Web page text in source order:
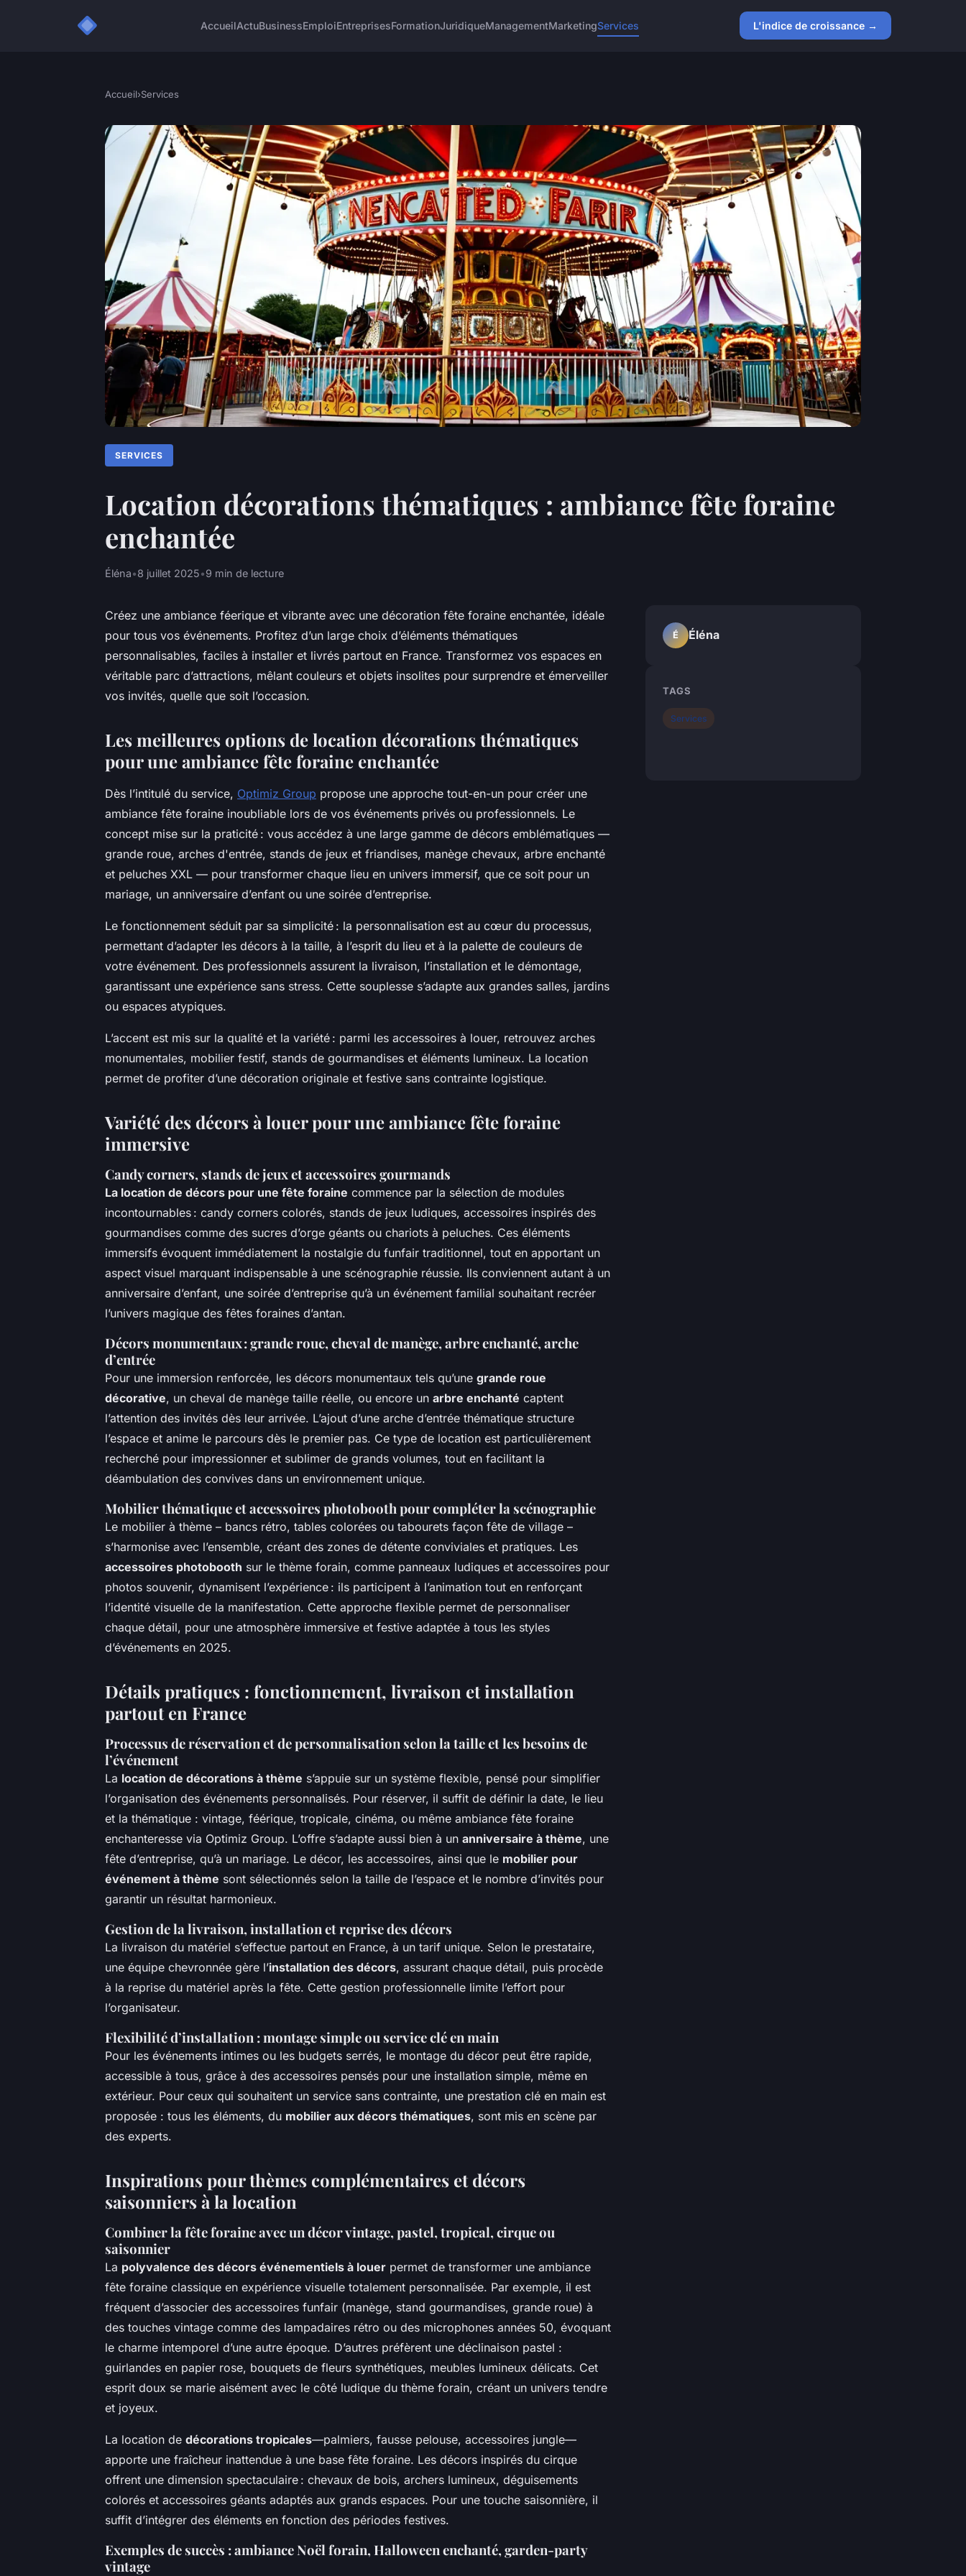
AccueilActuBusinessEmploiEntreprisesFormationJuridiqueManagementMarketingServices L'indice de croissance →
Accueil›Services
SERVICES
Location décorations thématiques : ambiance fête foraine
enchantée
Éléna•8 juillet 2025•9 min de lecture
Créez une ambiance féerique et vibrante avec une décoration fête foraine enchantée, idéale
pour tous vos événements. Profitez d’un large choix d’éléments thématiques
personnalisables, faciles à installer et livrés partout en France. Transformez vos espaces en
véritable parc d’attractions, mêlant couleurs et objets insolites pour surprendre et émerveiller
vos invités, quelle que soit l’occasion.
Les meilleures options de location décorations thématiques
pour une ambiance fête foraine enchantée
Dès l’intitulé du service, Optimiz Group propose une approche tout-en-un pour créer une
ambiance fête foraine inoubliable lors de vos événements privés ou professionnels. Le
concept mise sur la praticité : vous accédez à une large gamme de décors emblématiques —
grande roue, arches d'entrée, stands de jeux et friandises, manège chevaux, arbre enchanté
et peluches XXL — pour transformer chaque lieu en univers immersif, que ce soit pour un
mariage, un anniversaire d’enfant ou une soirée d’entreprise.
Le fonctionnement séduit par sa simplicité : la personnalisation est au cœur du processus,
permettant d’adapter les décors à la taille, à l’esprit du lieu et à la palette de couleurs de
votre événement. Des professionnels assurent la livraison, l’installation et le démontage,
garantissant une expérience sans stress. Cette souplesse s’adapte aux grandes salles, jardins
ou espaces atypiques.
L’accent est mis sur la qualité et la variété : parmi les accessoires à louer, retrouvez arches
monumentales, mobilier festif, stands de gourmandises et éléments lumineux. La location
permet de profiter d’une décoration originale et festive sans contrainte logistique.
Variété des décors à louer pour une ambiance fête foraine
immersive
Candy corners, stands de jeux et accessoires gourmands
La location de décors pour une fête foraine commence par la sélection de modules
incontournables : candy corners colorés, stands de jeux ludiques, accessoires inspirés des
gourmandises comme des sucres d’orge géants ou chariots à peluches. Ces éléments
immersifs évoquent immédiatement la nostalgie du funfair traditionnel, tout en apportant un
aspect visuel marquant indispensable à une scénographie réussie. Ils conviennent autant à un
anniversaire d’enfant, une soirée d’entreprise qu’à un événement familial souhaitant recréer
l’univers magique des fêtes foraines d’antan.
Décors monumentaux : grande roue, cheval de manège, arbre enchanté, arche
d’entrée
Pour une immersion renforcée, les décors monumentaux tels qu’une grande roue
décorative, un cheval de manège taille réelle, ou encore un arbre enchanté captent
l’attention des invités dès leur arrivée. L’ajout d’une arche d’entrée thématique structure
l’espace et anime le parcours dès le premier pas. Ce type de location est particulièrement
recherché pour impressionner et sublimer de grands volumes, tout en facilitant la
déambulation des convives dans un environnement unique.
Mobilier thématique et accessoires photobooth pour compléter la scénographie
Le mobilier à thème – bancs rétro, tables colorées ou tabourets façon fête de village –
s’harmonise avec l’ensemble, créant des zones de détente conviviales et pratiques. Les
accessoires photobooth sur le thème forain, comme panneaux ludiques et accessoires pour
photos souvenir, dynamisent l’expérience : ils participent à l’animation tout en renforçant
l’identité visuelle de la manifestation. Cette approche flexible permet de personnaliser
chaque détail, pour une atmosphère immersive et festive adaptée à tous les styles
d’événements en 2025.
Détails pratiques : fonctionnement, livraison et installation
partout en France
Processus de réservation et de personnalisation selon la taille et les besoins de
l’événement
La location de décorations à thème s’appuie sur un système flexible, pensé pour simplifier
l’organisation des événements personnalisés. Pour réserver, il suffit de définir la date, le lieu
et la thématique : vintage, féérique, tropicale, cinéma, ou même ambiance fête foraine
enchanteresse via Optimiz Group. L’offre s’adapte aussi bien à un anniversaire à thème, une
fête d’entreprise, qu’à un mariage. Le décor, les accessoires, ainsi que le mobilier pour
événement à thème sont sélectionnés selon la taille de l’espace et le nombre d’invités pour
garantir un résultat harmonieux.
Gestion de la livraison, installation et reprise des décors
La livraison du matériel s’effectue partout en France, à un tarif unique. Selon le prestataire,
une équipe chevronnée gère l’installation des décors, assurant chaque détail, puis procède
à la reprise du matériel après la fête. Cette gestion professionnelle limite l’effort pour
l’organisateur.
Flexibilité d’installation : montage simple ou service clé en main
Pour les événements intimes ou les budgets serrés, le montage du décor peut être rapide,
accessible à tous, grâce à des accessoires pensés pour une installation simple, même en
extérieur. Pour ceux qui souhaitent un service sans contrainte, une prestation clé en main est
proposée : tous les éléments, du mobilier aux décors thématiques, sont mis en scène par
des experts.
Inspirations pour thèmes complémentaires et décors
saisonniers à la location
Combiner la fête foraine avec un décor vintage, pastel, tropical, cirque ou
saisonnier
La polyvalence des décors événementiels à louer permet de transformer une ambiance
fête foraine classique en expérience visuelle totalement personnalisée. Par exemple, il est
fréquent d’associer des accessoires funfair (manège, stand gourmandises, grande roue) à
des touches vintage comme des lampadaires rétro ou des microphones années 50, évoquant
le charme intemporel d’une autre époque. D’autres préfèrent une déclinaison pastel :
guirlandes en papier rose, bouquets de fleurs synthétiques, meubles lumineux délicats. Cet
esprit doux se marie aisément avec le côté ludique du thème forain, créant un univers tendre
et joyeux.
La location de décorations tropicales—palmiers, fausse pelouse, accessoires jungle—
apporte une fraîcheur inattendue à une base fête foraine. Les décors inspirés du cirque
offrent une dimension spectaculaire : chevaux de bois, archers lumineux, déguisements
colorés et accessoires géants adaptés aux grands espaces. Pour une touche saisonnière, il
suffit d’intégrer des éléments en fonction des périodes festives.
Exemples de succès : ambiance Noël forain, Halloween enchanté, garden-party
vintage
É Éléna
TAGS
Services